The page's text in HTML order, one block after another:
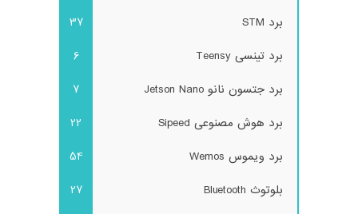
برد STM
37
برد تینسی Teensy
6
برد جتسون نانو Jetson Nano
7
برد هوش مصنوعی Sipeed
22
برد ویموس Wemos
54
بلوتوث Bluetooth
27